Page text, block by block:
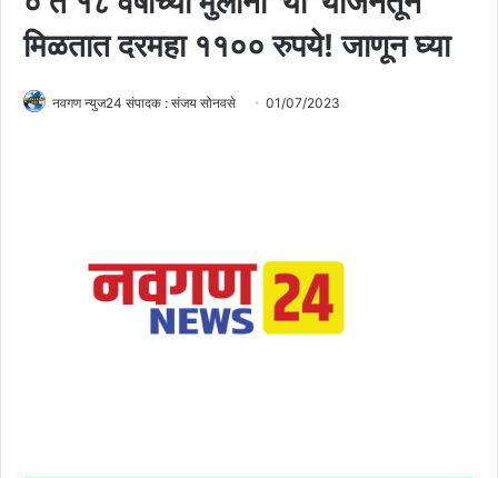
मिळतात दरमहा ११०० रुपये! जाणून घ्या
नवगण न्युज24 संपादक : संजय सोनवसे 01/07/2023